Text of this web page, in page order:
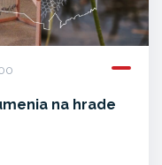
na hrade